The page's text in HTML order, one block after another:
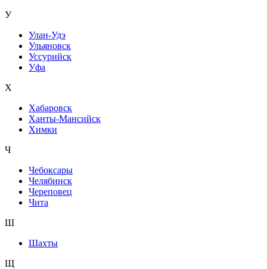
У
Улан-Удэ
Ульяновск
Уссурийск
Уфа
Х
Хабаровск
Ханты-Мансийск
Химки
Ч
Чебоксары
Челябинск
Череповец
Чита
Ш
Шахты
Щ